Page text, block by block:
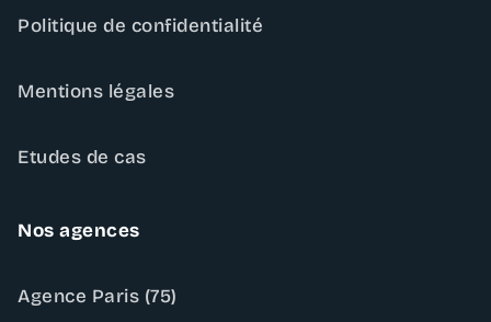
Politique de confidentialité
Mentions légales
Etudes de cas
Nos agences
Agence Paris (75)